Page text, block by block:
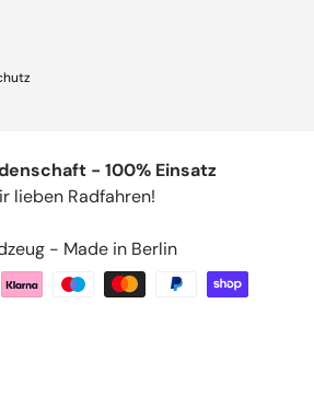
- 100% Einsatz
lieben Radfahren!
- Made in Berlin